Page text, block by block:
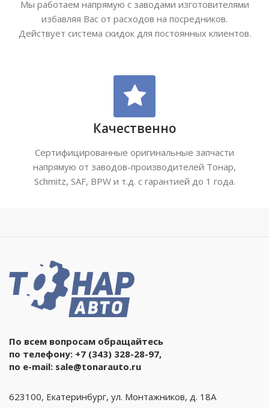
Мы работаем напрямую с заводами изготовителями
избавляя Вас от расходов на посредников.
Действует система скидок для постоянных клиентов.
Качественно
Сертифицированные оригинальные запчасти
напрямую от заводов-производителей Тонар,
Schmitz, SAF, BPW и т.д. с гарантией до 1 года.
По всем вопросам обращайтесь
по телефону: +7 (343) 328-28-97,
по e-mail: sale@tonarauto.ru
623100, Екатеринбург, ул. Монтажников, д. 18А